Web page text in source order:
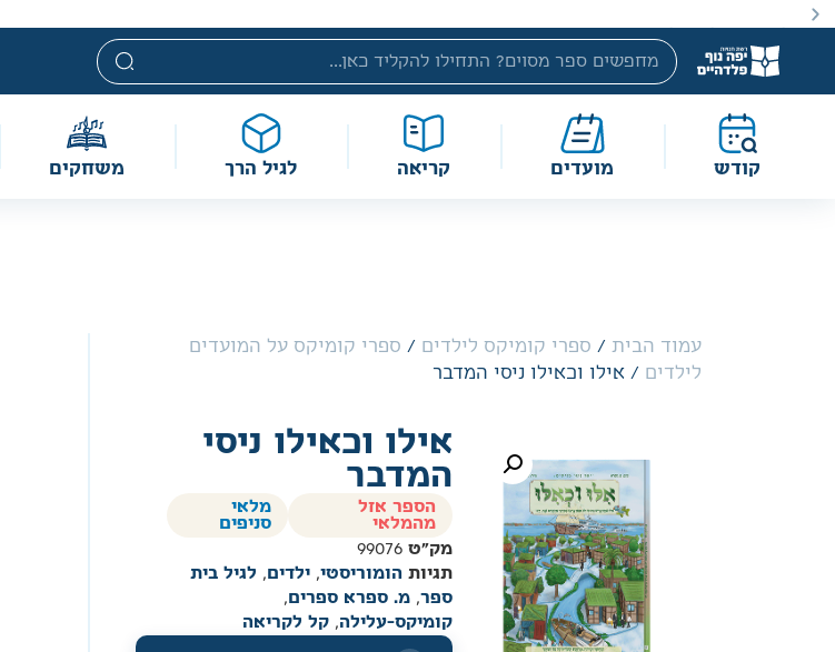
באתר מוצעים מוצרים במחירים נמוכים ומוזלים מהמחיר הקטלוגי. מחירים אלה ניתנים במסגרת מדיניות
מוגבלת וע״פ התקנות.
קודש מועדים קריאה לגיל הרך משחקים
עמוד הבית / ספרי קומיקס לילדים / ספרי קומיקס על המועדים
לילדים / אילו וכאילו ניסי המדבר
אילו וכאילו ניסי
המדבר
הספר אזל
מהמלאי
מלאי
סניפים
מק"ט 99076
תגיות הומוריסטי, ילדים, לגיל בית
ספר, מ. ספרא ספרים,
קומיקס-עלילה, קל לקריאה